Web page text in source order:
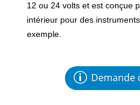
12 ou 24 volts et est conçue
intérieur pour des
exemple.
Demande